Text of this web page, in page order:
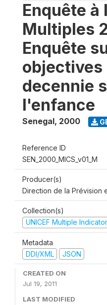
Enquête
Multiples
Enquête
objectives
decennie
l'enfance
Senegal, 2000
Reference ID
SEN_2000_MICS_v01_M
Producer(s)
Direction de la Prévision
Collection(s)
UNICEF Multiple
Metadata
DDI/XML
JSON
CREATED ON
Jul 19, 2011
LAST MODIFIED